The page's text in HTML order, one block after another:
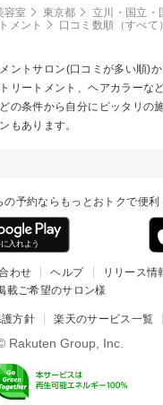
容室 東京都 立川・国立・
メント 口コミ数順（すべて）
ントサロン(口コミが多い順)
リートメント、ヘアカラーな
の条件から自分にピッタリの
もあります。
の予約ならもっとおトクで便利
わせ ヘルプ リリース情
載ご希望のサロン様
方針 楽天のサービス一覧
Rakuten Group, Inc.